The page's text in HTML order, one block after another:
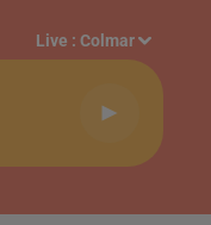
Live :Colmar